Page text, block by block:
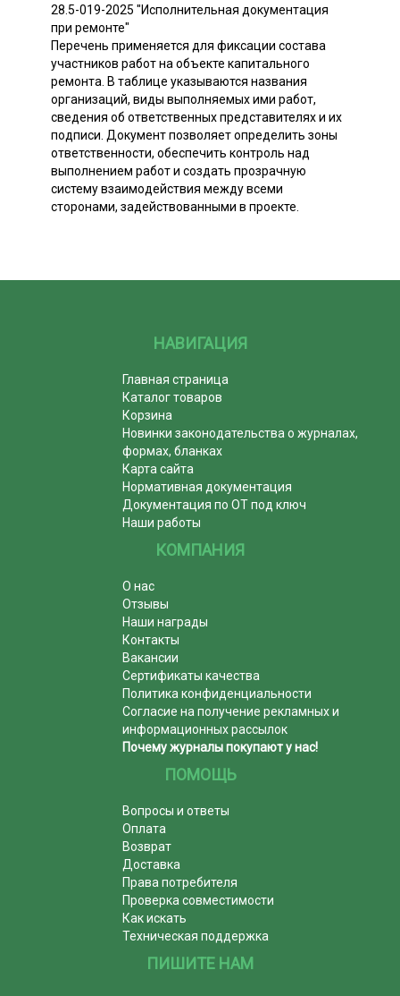
28.5-019-2025 "Исполнительная документация
при ремонте"
Перечень применяется для фиксации состава
участников работ на объекте капитального
ремонта. В таблице указываются названия
организаций, виды выполняемых ими работ,
сведения об ответственных представителях и их
подписи. Документ позволяет определить зоны
ответственности, обеспечить контроль над
выполнением работ и создать прозрачную
систему взаимодействия между всеми
сторонами, задействованными в проекте.
НАВИГАЦИЯ
Главная страница
Каталог товаров
Корзина
Новинки законодательства о журналах,
формах, бланках
Карта сайта
Нормативная документация
Документация по ОТ под ключ
Наши работы
КОМПАНИЯ
О нас
Отзывы
Наши награды
Контакты
Вакансии
Сертификаты качества
Политика конфиденциальности
Согласие на получение рекламных и
информационных рассылок
Почему журналы покупают у нас!
ПОМОЩЬ
Вопросы и ответы
Оплата
Возврат
Доставка
Права потребителя
Проверка совместимости
Как искать
Техническая поддержка
ПИШИТЕ НАМ